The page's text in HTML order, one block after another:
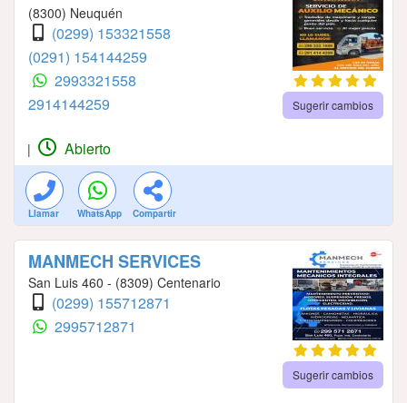
(8300) Neuquén
(0299) 153321558
(0291) 154144259
2993321558
2914144259
Sugerir cambios
| Abierto
Llamar WhatsApp Compartir
MANMECH SERVICES
San Luis 460 - (8309) Centenario
(0299) 155712871
2995712871
Sugerir cambios